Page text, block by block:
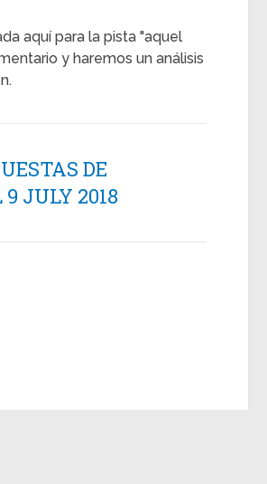
aquí para la pista "aquel
y haremos un análisis
DE
9 JULY 2018